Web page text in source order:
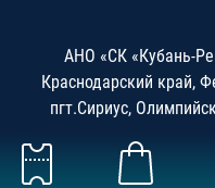
АНО «СК «Кубань-
Краснодарский край,
пгт.Сириус,